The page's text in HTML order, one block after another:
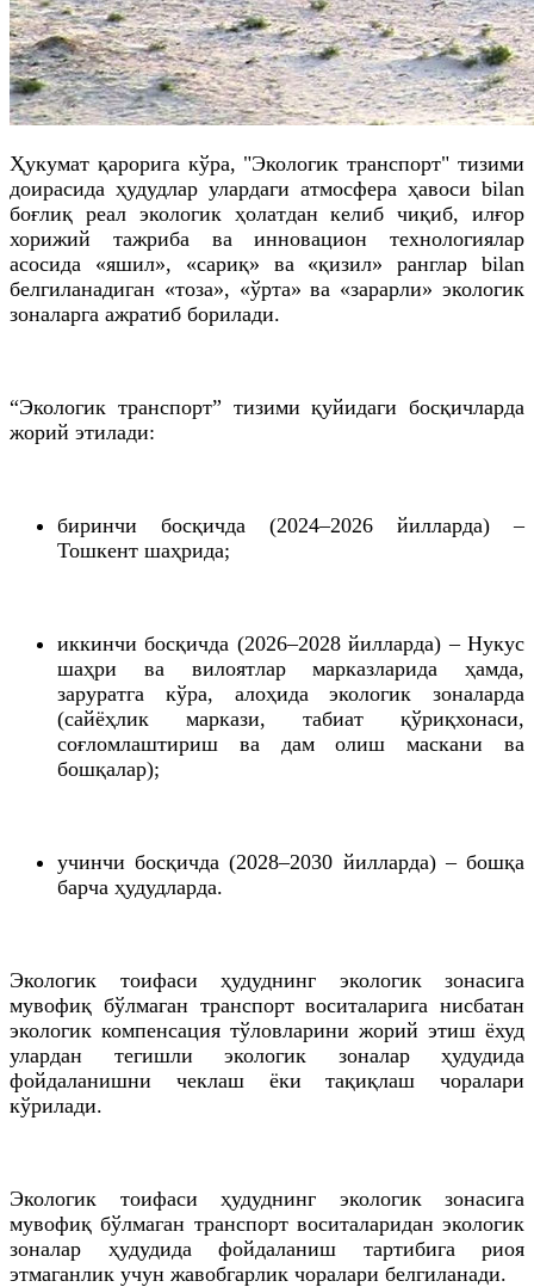
Ҳукумат қарорига кўра, "Экологик транспорт" тизими
доирасида ҳудудлар улардаги атмосфера ҳавоси bilan
боғлиқ реал экологик ҳолатдан келиб чиқиб, илғор
хорижий тажриба ва инновацион технологиялар
асосида «яшил», «сариқ» ва «қизил» ранглар bilan
белгиланадиган «тоза», «ўрта» ва «зарарли» экологик
зоналарга ажратиб борилади.
“Экологик транспорт” тизими қуйидаги босқичларда
жорий этилади:
биринчи босқичда (2024–2026 йилларда) –
Тошкент шаҳрида;
иккинчи босқичда (2026–2028 йилларда) – Нукус
шаҳри ва вилоятлар марказларида ҳамда,
заруратга кўра, алоҳида экологик зоналарда
(сайёҳлик маркази, табиат қўриқхонаси,
соғломлаштириш ва дам олиш маскани ва
бошқалар);
учинчи босқичда (2028–2030 йилларда) – бошқа
барча ҳудудларда.
Экологик тоифаси ҳудуднинг экологик зонасига
мувофиқ бўлмаган транспорт воситаларига нисбатан
экологик компенсация тўловларини жорий этиш ёхуд
улардан тегишли экологик зоналар ҳудудида
фойдаланишни чеклаш ёки тақиқлаш чоралари
кўрилади.
Экологик тоифаси ҳудуднинг экологик зонасига
мувофиқ бўлмаган транспорт воситаларидан экологик
зоналар ҳудудида фойдаланиш тартибига риоя
этмаганлик учун жавобгарлик чоралари белгиланади.